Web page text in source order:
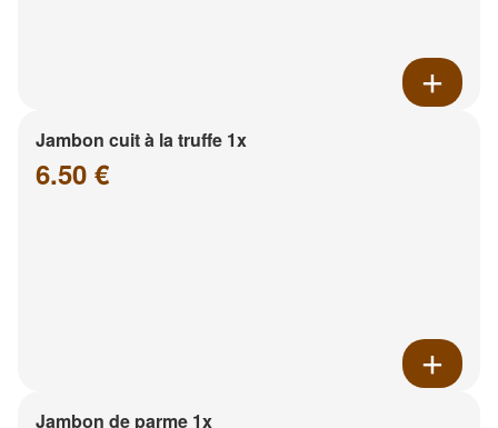
Jambon cuit à la truffe 1x
6.50 €
Jambon de parme 1x